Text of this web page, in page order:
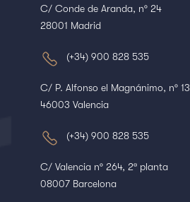
C/ Conde de Aranda, nº 24
28001 Madrid
(+34) 900 828 535
C/ P. Alfonso el Magnánimo, nº 13
46003 Valencia
(+34) 900 828 535
C/ Valencia nº 264, 2ª planta
08007 Barcelona